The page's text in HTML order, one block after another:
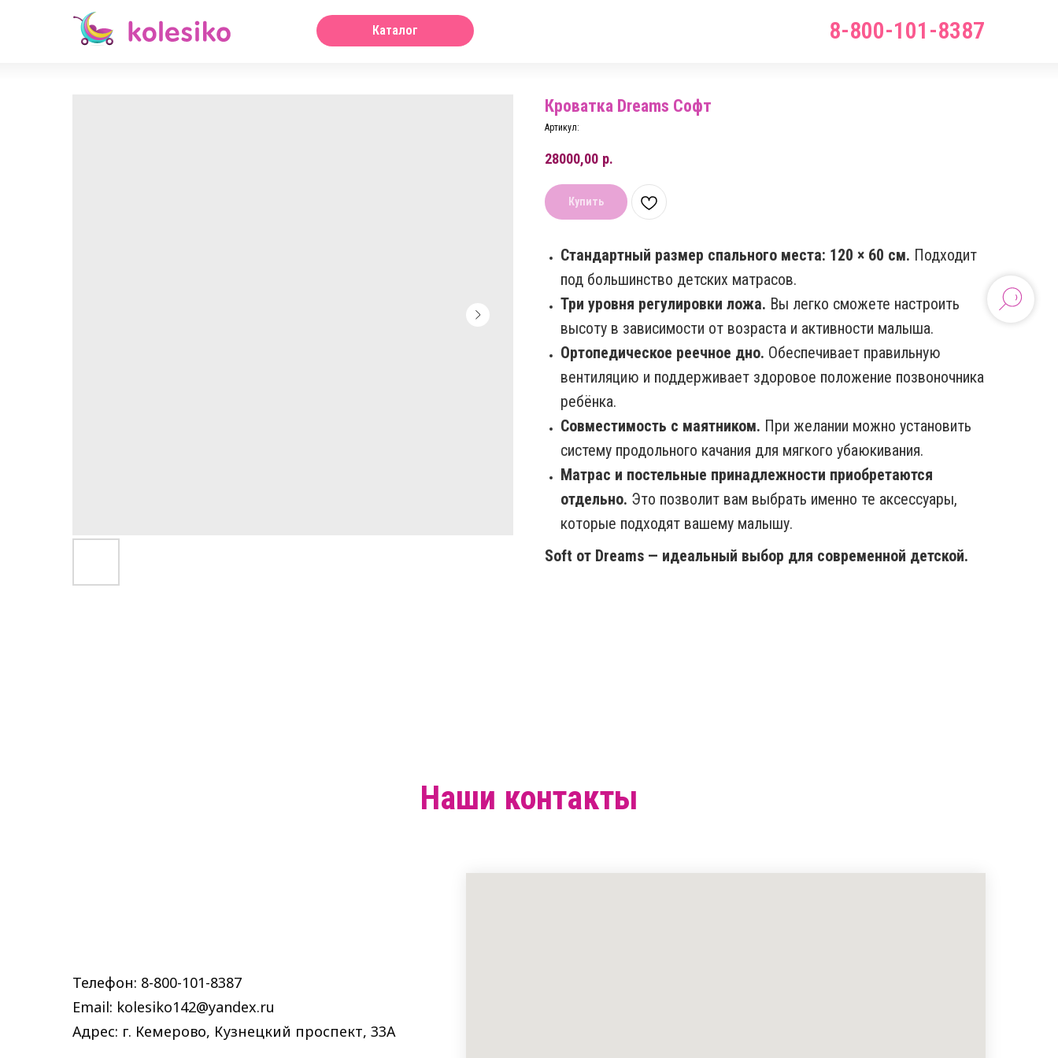
8-800-101-8387
Каталог
Кроватка Dreams Софт
Артикул:
28000,00 р.
Купить
Стандартный размер спального места: 120 × 60 см. Подходит
под большинство детских матрасов.
Три уровня регулировки ложа. Вы легко сможете настроить
высоту в зависимости от возраста и активности малыша.
Ортопедическое реечное дно. Обеспечивает правильную
вентиляцию и поддерживает здоровое положение позвоночника
ребёнка.
Совместимость с маятником. При желании можно установить
систему продольного качания для мягкого убаюкивания.
Матрас и постельные принадлежности приобретаются
отдельно. Это позволит вам выбрать именно те аксессуары,
которые подходят вашему малышу.
Soft от Dreams — идеальный выбор для современной детской.
Наши контакты
Телефон: 8-800-101-8387
Email: kolesiko142@yandex.ru
Адрес: г. Кемерово, Кузнецкий проспект, 33A